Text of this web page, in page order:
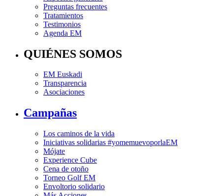
Preguntas frecuentes
Tratamientos
Testimonios
Agenda EM
QUIÉNES SOMOS
EM Euskadi
Transparencia
Asociaciones
Campañas
Los caminos de la vida
Iniciativas solidarias #yomemuevoporlaEM
Mójate
Experience Cube
Cena de otoño
Torneo Golf EM
Envoltorio solidario